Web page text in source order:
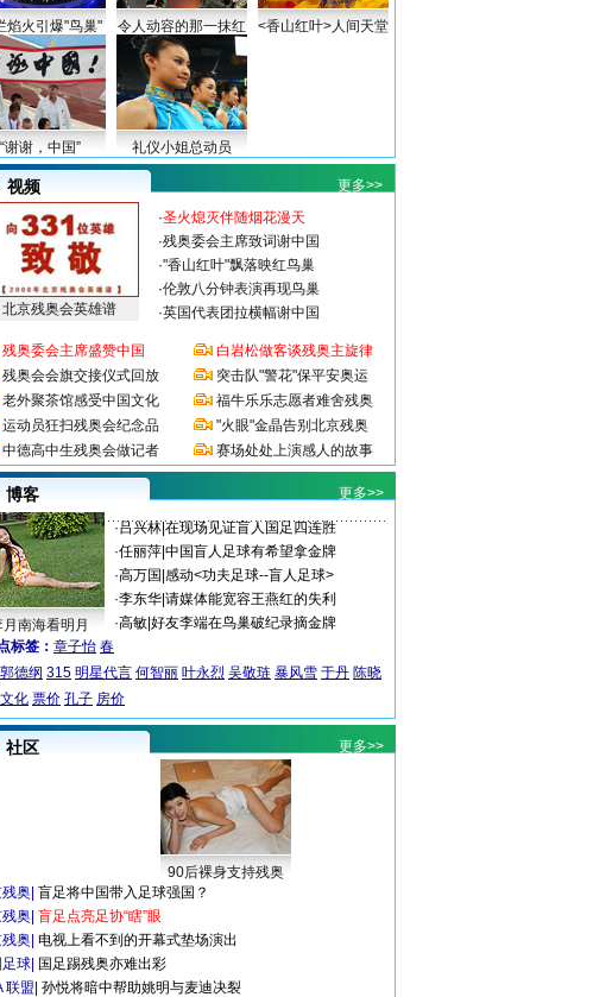
焰火引爆"鸟巢" 令人动容的那一抹红 <香山红叶>人间天堂
“谢谢，中国” 礼仪小姐总动员
视频 更多>>
北京残奥会英雄谱
·圣火熄灭伴随烟花漫天
·残奥委会主席致词谢中国
·"香山红叶"飘落映红鸟巢
·伦敦八分钟表演再现鸟巢
·英国代表团拉横幅谢中国
残奥委会主席盛赞中国
残奥会会旗交接仪式回放
老外聚茶馆感受中国文化
运动员狂扫残奥会纪念品
中德高中生残奥会做记者
白岩松做客谈残奥主旋律
突击队"警花"保平安奥运
福牛乐乐志愿者难舍残奥
"火眼"金晶告别北京残奥
赛场处处上演感人的故事
博客 更多>>
月南海看明月
·吕兴林 在现场见证盲人国足四连胜
·任丽萍 中国盲人足球有希望拿金牌
·高万国 感动<功夫足球--盲人足球>
·李东华 请媒体能宽容王燕红的失利
·高敏 好友李端在鸟巢破纪录摘金牌
标签： 章子怡 春
郭德纲 315 明星代言 何智丽 叶永烈 吴敬琏 暴风雪 于丹 陈晓
文化 票价 孔子 房价
社区 更多>>
90后裸身支持残奥
奥 盲足将中国带入足球强国？
奥 盲足点亮足协“瞎”眼
奥 电视上看不到的开幕式垫场演出
球 国足踢残奥亦难出彩
联盟 孙悦将暗中帮助姚明与麦迪决裂